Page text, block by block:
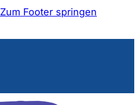
Zum Footer springen